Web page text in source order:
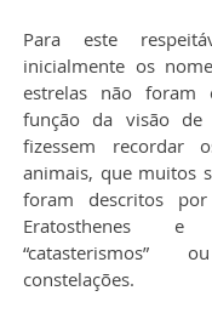
Para este
inicialmente os
estrelas não foram
função da visão de
fizessem recordar
animais, que muitos
foram descritos por
Eratosthenes
constelações.